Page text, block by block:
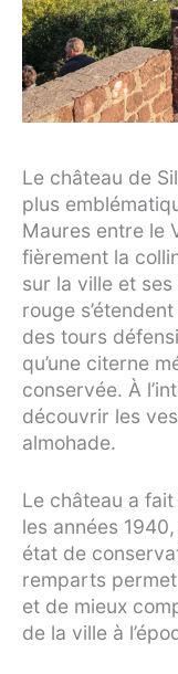
Le château de
plus
Maures entre le
fièrement la
sur la ville et
rouge
des tours
qu’une citerne
conservée. À
découvrir les
almohade.
Le château a fait
les années
état de
remparts permet
et de mieux
de la ville à